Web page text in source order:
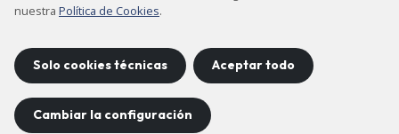
Política de cookies
Mapa del sitio
©
nuestra Política de Cookies.
Solo cookies técnicas Aceptar todo
Cambiar la configuración